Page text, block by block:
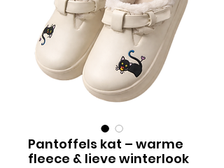
Pantoffels kat – warme
fleece & lieve winterlook